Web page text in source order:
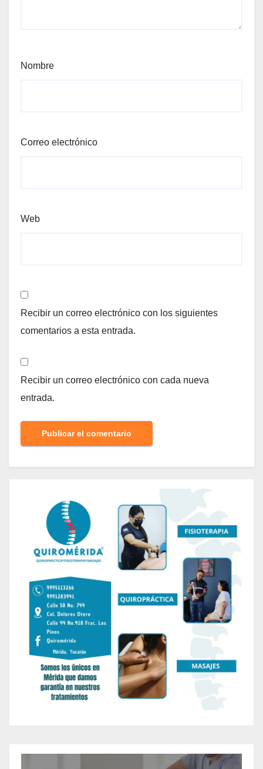
Nombre
Correo electrónico
Web
Recibir un correo electrónico con los siguientes
comentarios a esta entrada.
Recibir un correo electrónico con cada nueva
entrada.